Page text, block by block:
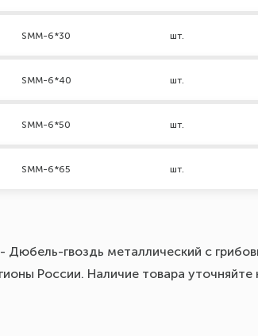
SMM-6*30 шт.
SMM-6*40 шт.
SMM-6*50 шт.
SMM-6*65 шт.
Дюбель-гвоздь металлический с
России. Наличие товара